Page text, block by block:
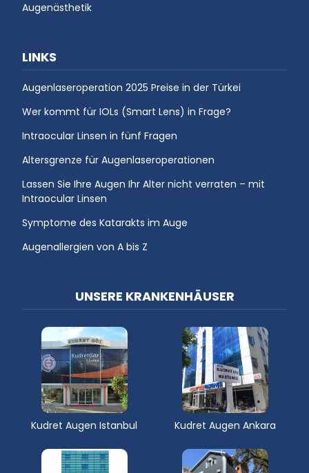
Augenästhetik
LINKS
Augenlaseroperation 2025 Preise in der Türkei
Wer kommt für IOLs (Smart Lens) in Frage?
Intraocular Linsen in fünf Fragen
Altersgrenze für Augenlaseroperationen
Lassen Sie Ihre Augen Ihr Alter nicht verraten – mit
Intraocular Linsen
Symptome des Katarakts im Auge
Augenallergien von A bis Z
UNSERE KRANKENHÄUSER
Kudret Augen Istanbul Kudret Augen Ankara